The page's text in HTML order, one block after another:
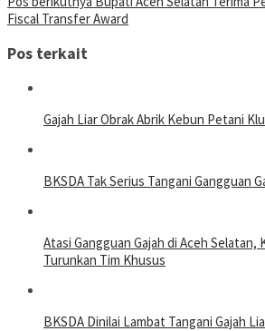
Fiscal Transfer Award
Pos terkait
Gajah Liar Obrak Abrik Kebun Petani
BKSDA Tak Serius Tangani Gangguan
Atasi Gangguan Gajah di Aceh Selatan,
Turunkan Tim Khusus
BKSDA Dinilai Lambat Tangani Gajah